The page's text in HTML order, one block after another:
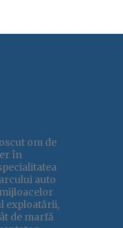
om de
în
auto
exploatării,
de marfă